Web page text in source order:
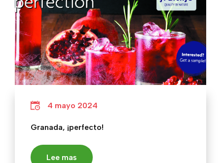
4 mayo 2024
Granada, ¡perfecto!
Lee mas